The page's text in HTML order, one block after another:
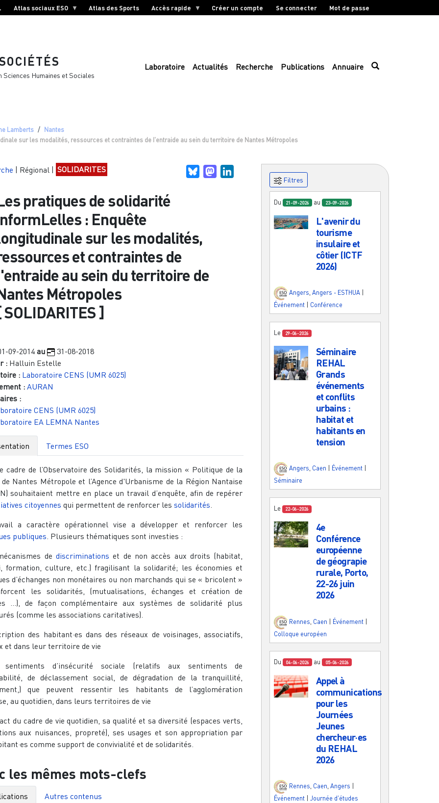
Atlas sociaux ESO Atlas des Sports Accès rapide Créer un compte Se connecter Mot de passe
Humaines et Sociales
Laboratoire Actualités Recherche Publications Annuaire
Lamberts
Nantes
sur les modalités, ressources et contraintes de I'entraide au sein du territoire de Nantes Métropoles
| Régional | SOLIDARITES BlueskyMastodon
pratiques de solidarité
: Enquête
sur les modalités,
et contraintes de
au sein du territoire de
Métropoles
SOLIDARITES ]
09-2014 au
31-08-2018
: Halluin Estelle
: Laboratoire CENS (UMR 6025)
: AURAN
:
CENS (UMR 6025)
EA LEMNA Nantes
Termes ESO
cadre de l’Observatoire des Solidarités, la mission « Politique de la
Nantes Métropole et l’Agence d'Urbanisme de la Région Nantaise
souhaitaient mettre en place un travail d’enquête, afin de repérer
citoyennes qui permettent de renforcer les solidarités
a caractère opérationnel vise a développer et renforcer les
publiques . Plusieurs thématiques sont investies :
de discriminations et de non accès aux droits (habitat,
formation, culture, etc.) fragilisant la solidarité; les économies et
d’échanges non monétaires ou non marchands qui se « bricolent »
les solidarités, (mutualisations, échanges et création de
…), de façon complémentaire aux systèmes de solidarité plus
(comme les associations caritatives).
des habitant·es dans des réseaux de voisinages, associatifs,
et dans leur territoire de vie
d’insécurité sociale (relatifs aux sentiments de
de déclassement social, de dégradation de la tranquillité,
que peuvent ressentir les habitants de l’agglomération
au quotidien, dans leurs territoires de vie
du cadre de vie quotidien, sa qualité et sa diversité (espaces verts,
aux nuisances, propreté), ses usages et son appropriation par
comme support de convivialité et de solidarités.
les mêmes mots-clefs
Autres contenus
Filtres
Du 21-09-2026 au 23-09-2026
L'avenir du
tourisme
insulaire et
côtier (ICTF
2026)
Angers Angers - ESTHUA
Événement
Conférence
Le 29-06-2026
Séminaire
REHAL
Grands
événements
et conflits
urbains :
habitat et
habitants en
tension
Angers, Caen Événement
Séminaire
Le 22-06-2026
4e
Conférence
européenne
de géograpie
rurale, Porto,
22-26 juin
2026
Rennes Caen Événement
Colloque européen
Du 04-06-2026 au 05-06-2026
Appel à
communications
pour les
Journées
Jeunes
chercheur·es
du REHAL
2026
Rennes, Caen, Angers
Événement
Journée d'études